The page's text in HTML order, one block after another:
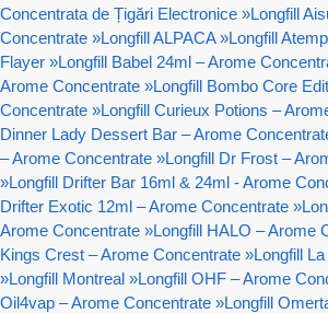
Concentrata de Țigări Electronice »Longfill
Concentrate »Longfill ALPACA »Longfill
Flayer »Longfill Babel 24ml – Arome
Arome Concentrate »Longfill Bombo Core
Concentrate »Longfill Curieux Potions –
Dinner Lady Dessert Bar – Arome
– Arome Concentrate »Longfill Dr Frost –
»Longfill Drifter Bar 16ml & 24ml - Arome
Drifter Exotic 12ml – Arome Concentrate »
Arome Concentrate »Longfill HALO – Arome
Kings Crest – Arome Concentrate »Longfill
»Longfill Montreal »Longfill OHF – Arome
Oil4vap – Arome Concentrate »Longfill